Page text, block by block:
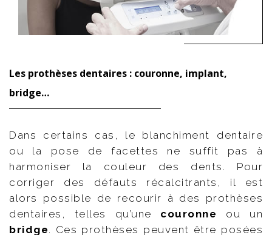
Les prothèses dentaires : couronne, implant,
bridge…
Dans certains cas, le blanchiment dentaire
ou la pose de facettes ne suffit pas à
harmoniser la couleur des dents. Pour
corriger des défauts récalcitrants, il est
alors possible de recourir à des prothèses
dentaires, telles qu’une couronne
ou un
bridge. Ces prothèses peuvent être posées